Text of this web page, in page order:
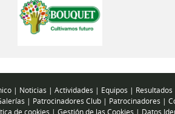
| Noticias | Actividades | Equipos | Resultados
| Patrocinadores Club | Patrocinadores |
de cookies | Gestión de las Cookies | Datos